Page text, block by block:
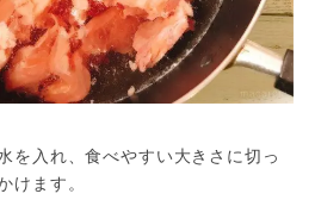
を入れ、食べやすい大きさに切っ
けます。